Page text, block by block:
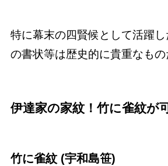
特に幕末の四賢候として活躍
の書状等は歴史的に貴重なもの
伊達家の家紋！竹に雀紋が
竹に雀紋 (宇和島笹)